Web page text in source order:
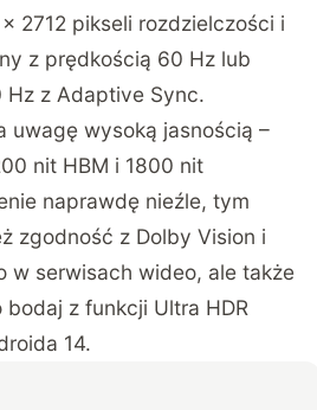
2712 pikseli rozdzielczości i
z prędkością 60 Hz lub
z Adaptive Sync.
uwagę wysoką jasnością –
nit HBM i 1800 nit
naprawdę nieźle, tym
zgodność z Dolby Vision i
w serwisach wideo, ale także
z funkcji Ultra HDR
14.